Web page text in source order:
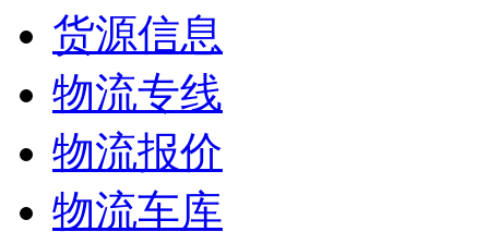
货源信息
物流专线
物流报价
物流车库